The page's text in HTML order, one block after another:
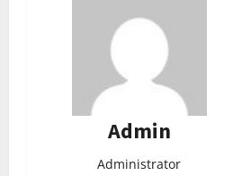
Admin
Administrator